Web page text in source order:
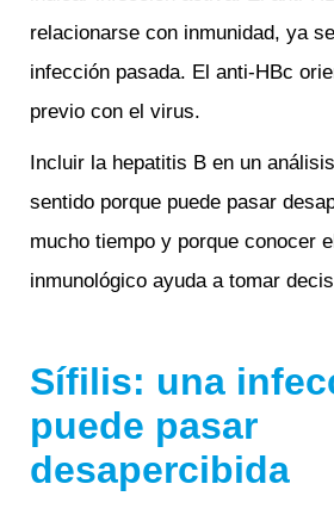
relacionarse con inmunidad, ya
infección pasada. El anti-HBc
previo con el virus.
Incluir la hepatitis B en un
sentido porque puede pasar
mucho tiempo y porque conocer
inmunológico ayuda a tomar
Sífilis: una
puede pasar
desapercibida